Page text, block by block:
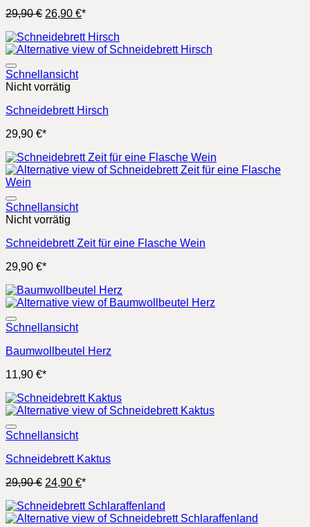
29,90€ Ursprünglicher
war:
29,90 €
26,90 €Aktueller
ist:
26,90 €.
*
Schnellansicht
Nicht vorrätig
Schneidebrett Hirsch
29,90 €*
Schnellansicht
Nicht vorrätig
Schneidebrett Zeit für eine Flasche Wein
29,90 €*
Schnellansicht
Baumwollbeutel Herz
11,90 €*
Schnellansicht
Schneidebrett Kaktus
29,90€ Ursprünglicher
war:
29,90 €
24,90 €Aktueller
ist:
24,90 €.
*